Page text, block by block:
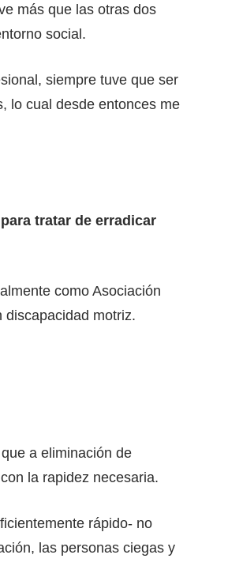
más que las otras dos
social.
siempre tuve que ser
lo cual desde entonces me
tratar de erradicar
como Asociación
discapacidad motriz.
a eliminación de
la rapidez necesaria.
rápido- no
las personas ciegas y